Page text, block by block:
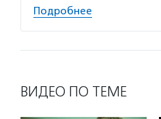
Подробнее
ВИДЕО ПО ТЕМЕ